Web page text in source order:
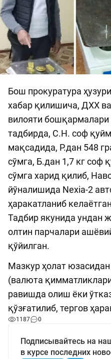
Бош прокуратура
хабар қилишича, ДХХ
вилояти бошқармалари
тадбирда, С.Н. соф
мақсадида, Р.дан 548
сўмга, Б.дан 1,7 кг соф
сўмга харид қилиб,
йўналишида Nexia-2
ҳаракатланиб
Тадбир якунида ундан
олтин парчалари
қўйилган.
Мазкур ҳолат
(валюта
равишда олиш ёки
қўзғатилиб, тергов
1187 0
Подписывайтесь на
в курсе последних